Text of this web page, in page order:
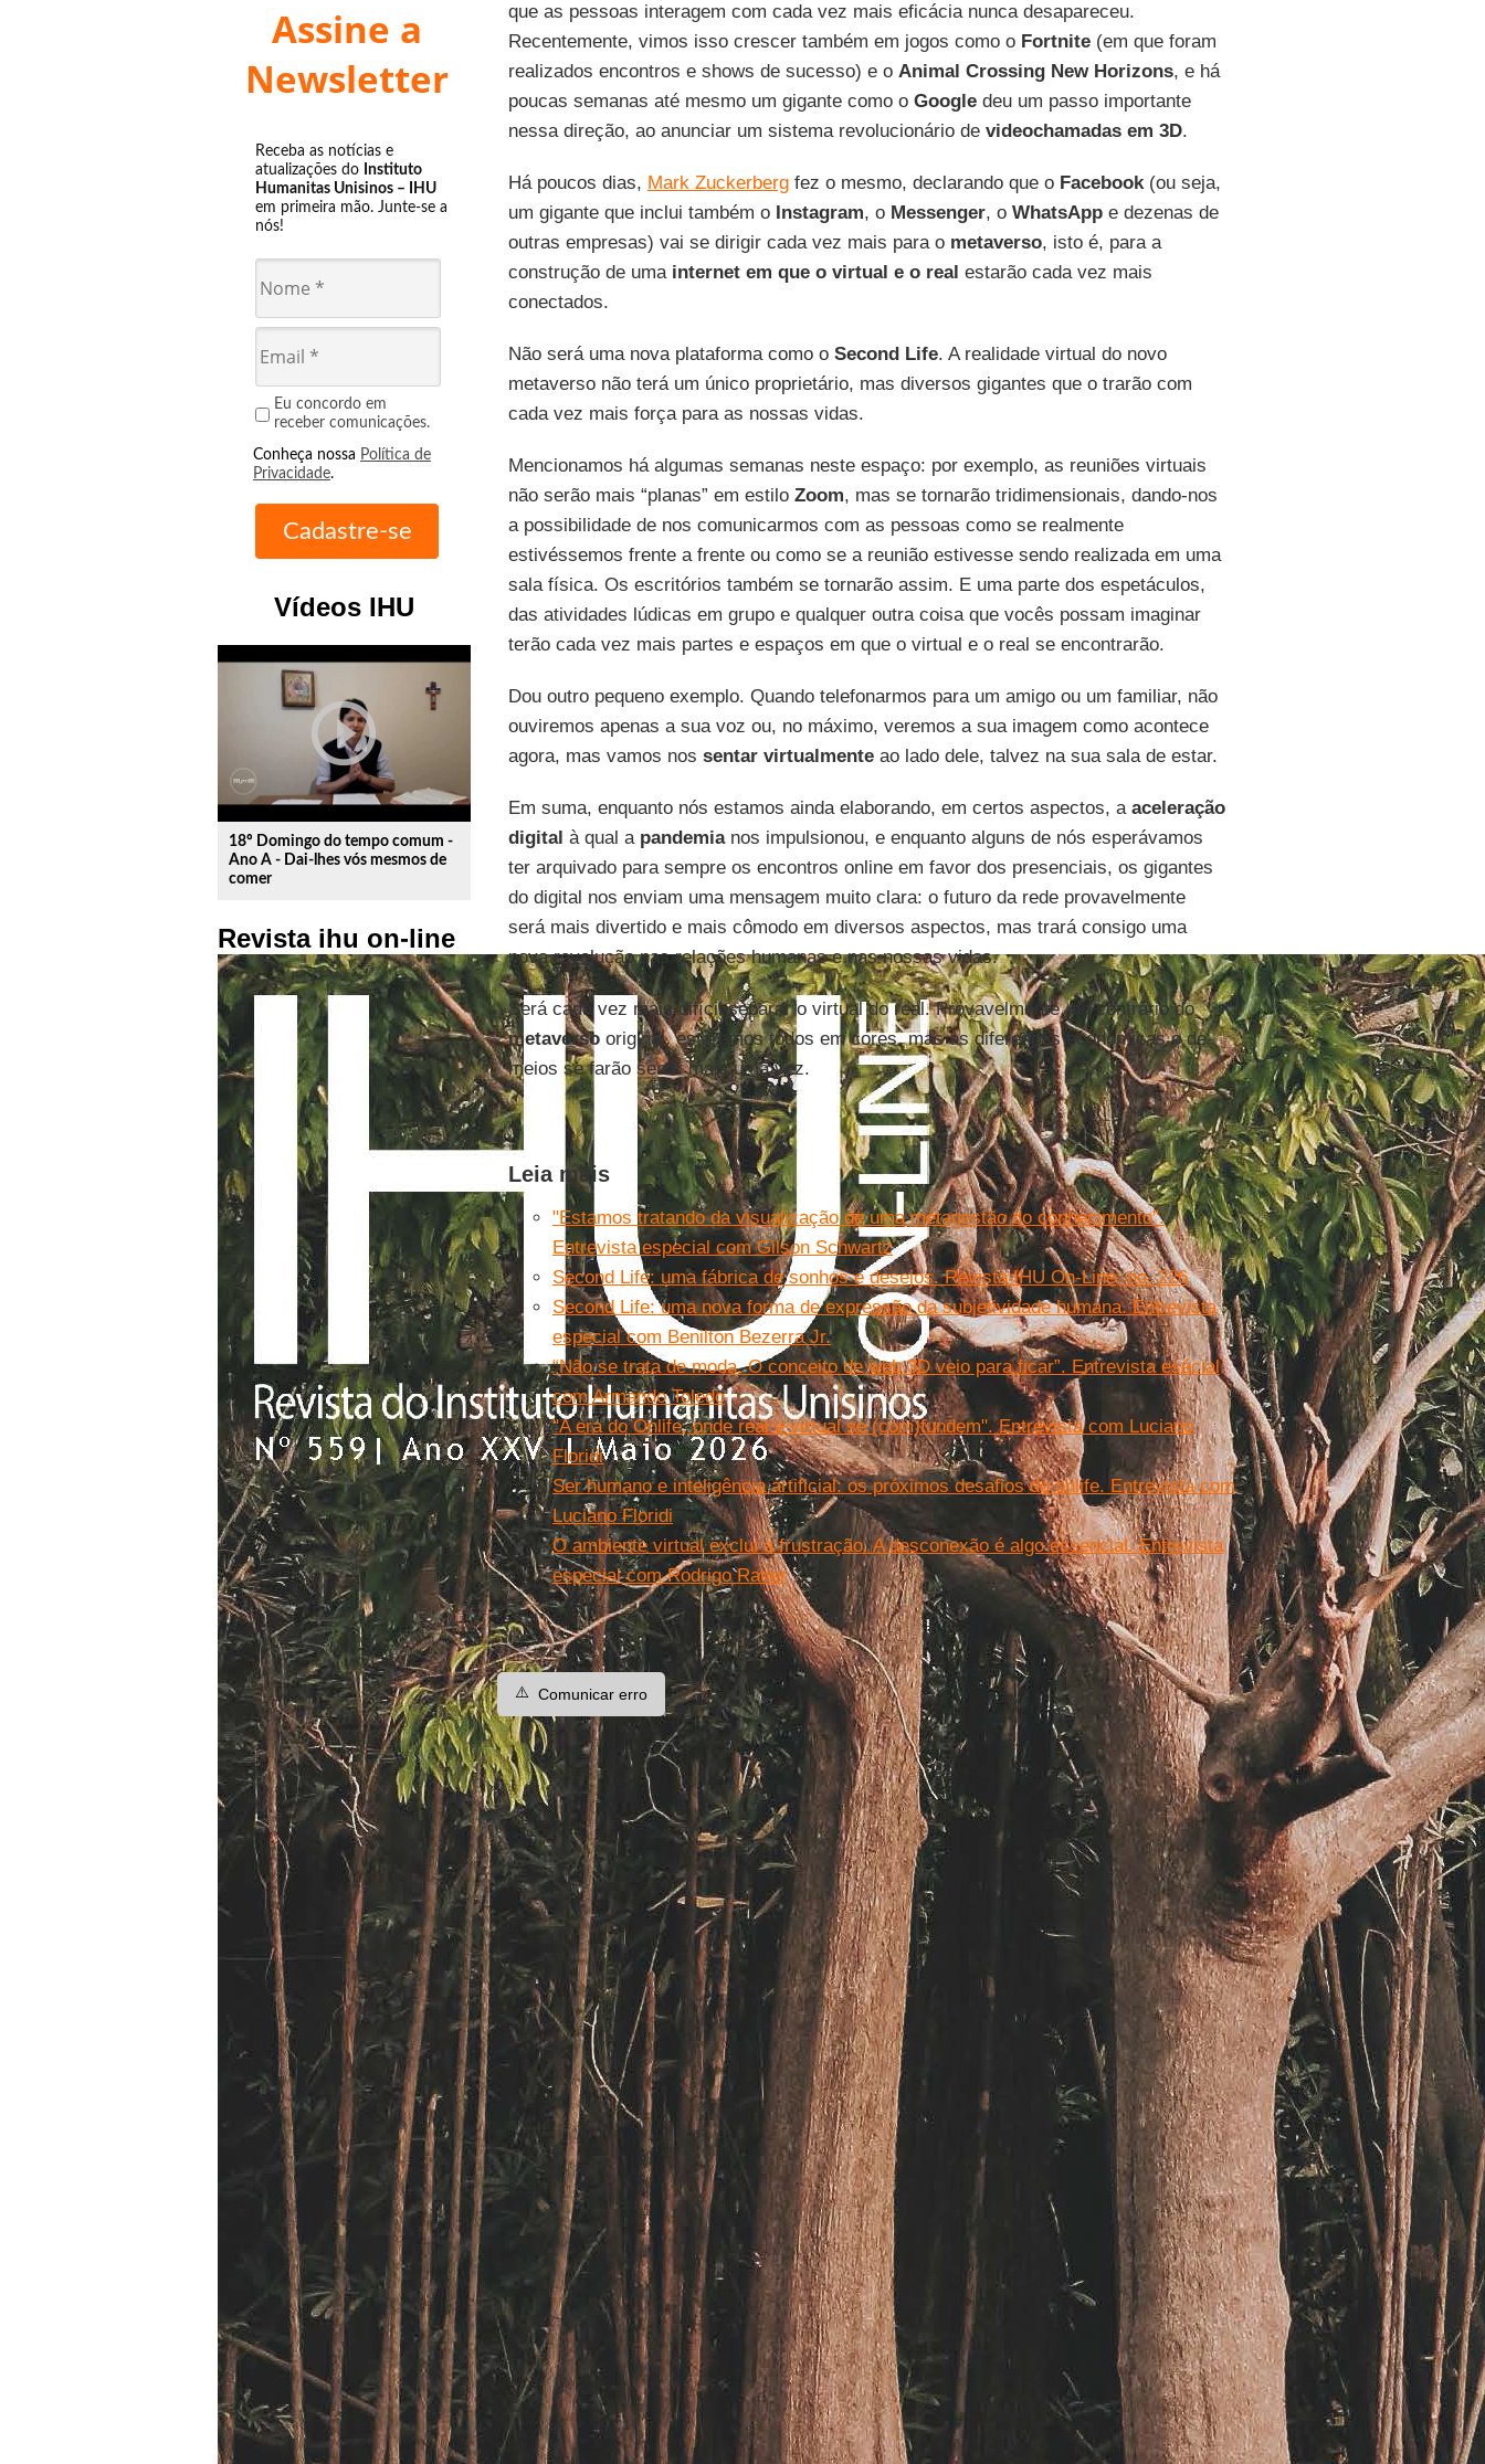
Assine a
Newsletter
Receba as notícias e
atualizações do Instituto
Humanitas Unisinos – IHU
em primeira mão. Junte-se a
nós!
Eu concordo em
receber comunicações.
Conheça nossa Política de
Privacidade.
Vídeos IHU
play_circle_outline
18º Domingo do tempo comum -
Ano A - Dai-lhes vós mesmos de
comer
Revista ihu on-line
que as pessoas interagem com cada vez mais eficácia nunca desapareceu.
Recentemente, vimos isso crescer também em jogos como o Fortnite(em que foram
realizados encontros e shows de sucesso) e o Animal Crossing New Horizons, e há
poucas semanas até mesmo um gigante como o Googledeu um passo importante
nessa direção, ao anunciar um sistema revolucionário de videochamadas em 3D.
Há poucos dias, Mark Zuckerbergfez o mesmo, declarando que o Facebook(ou seja,
um gigante que inclui também o Instagram, o Messenger, o WhatsAppe dezenas de
outras empresas) vai se dirigir cada vez mais para o metaverso, isto é, para a
construção de uma internet em que o virtual e o real estarão cada vez mais
conectados.
Não será uma nova plataforma como o Second Life. A realidade virtual do novo
metaverso não terá um único proprietário, mas diversos gigantes que o trarão com
cada vez mais força para as nossas vidas.
Mencionamos há algumas semanas neste espaço: por exemplo, as reuniões virtuais
não serão mais “planas” em estilo Zoom, mas se tornarão tridimensionais, dando-nos
a possibilidade de nos comunicarmos com as pessoas como se realmente
estivéssemos frente a frente ou como se a reunião estivesse sendo realizada em uma
sala física. Os escritórios também se tornarão assim. E uma parte dos espetáculos,
das atividades lúdicas em grupo e qualquer outra coisa que vocês possam imaginar
terão cada vez mais partes e espaços em que o virtual e o real se encontrarão.
Dou outro pequeno exemplo. Quando telefonarmos para um amigo ou um familiar, não
ouviremos apenas a sua voz ou, no máximo, veremos a sua imagem como acontece
agora, mas vamos nos sentar virtualmenteao lado dele, talvez na sua sala de estar.
Em suma, enquanto nós estamos ainda elaborando, em certos aspectos, a aceleração
digital à qual a pandemianos impulsionou, e enquanto alguns de nós esperávamos
ter arquivado para sempre os encontros online em favor dos presenciais, os gigantes
do digital nos enviam uma mensagem muito clara: o futuro da rede provavelmente
será mais divertido e mais cômodo em diversos aspectos, mas trará consigo uma
nova revolução nas relações humanas e nas nossas vidas.
Será cada vez mais difícil separar o virtual do real. Provavelmente, ao contrário do
metaversooriginal, estaremos todos em cores, mas as diferenças econômicas e de
meios se farão sentir mais uma vez.
Leia mais
"Estamos tratando da visualização de uma metagestão do conhecimento”.
Entrevista especial com Gilson Schwartz
Second Life: uma fábrica de sonhos e desejos. Revista IHU On-Line, no. 226
Second Life: uma nova forma de expressão da subjetividade humana. Entrevista
especial com Benilton Bezerra Jr.
“Não se trata de moda. O conceito de web 3D veio para ficar”. Entrevista esécial
com Armando Toledo
"A era do Onlife, onde real e virtual se (com)fundem". Entrevista com Luciano
Floridi
Ser humano e inteligência artificial: os próximos desafios do onlife. Entrevista com
Luciano Floridi
O ambiente virtual exclui a frustração. A desconexão é algo essencial. Entrevista
especial com Rodrigo Ratier
⚠️ Comunicar erro